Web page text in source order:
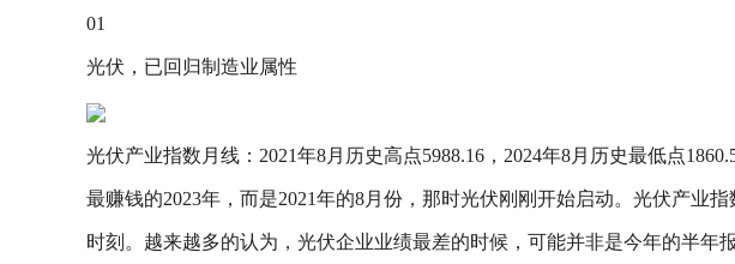
01
光伏，已回归制造业属性
光伏产业指数月线：2021年8月历史高点5988.16，2024年8月历史最低点
最赚钱的2023年，而是2021年的8月份，那时光伏刚刚开始启动。光伏产
时刻。越来越多的认为，光伏企业业绩最差的时候，可能并非是今年的半